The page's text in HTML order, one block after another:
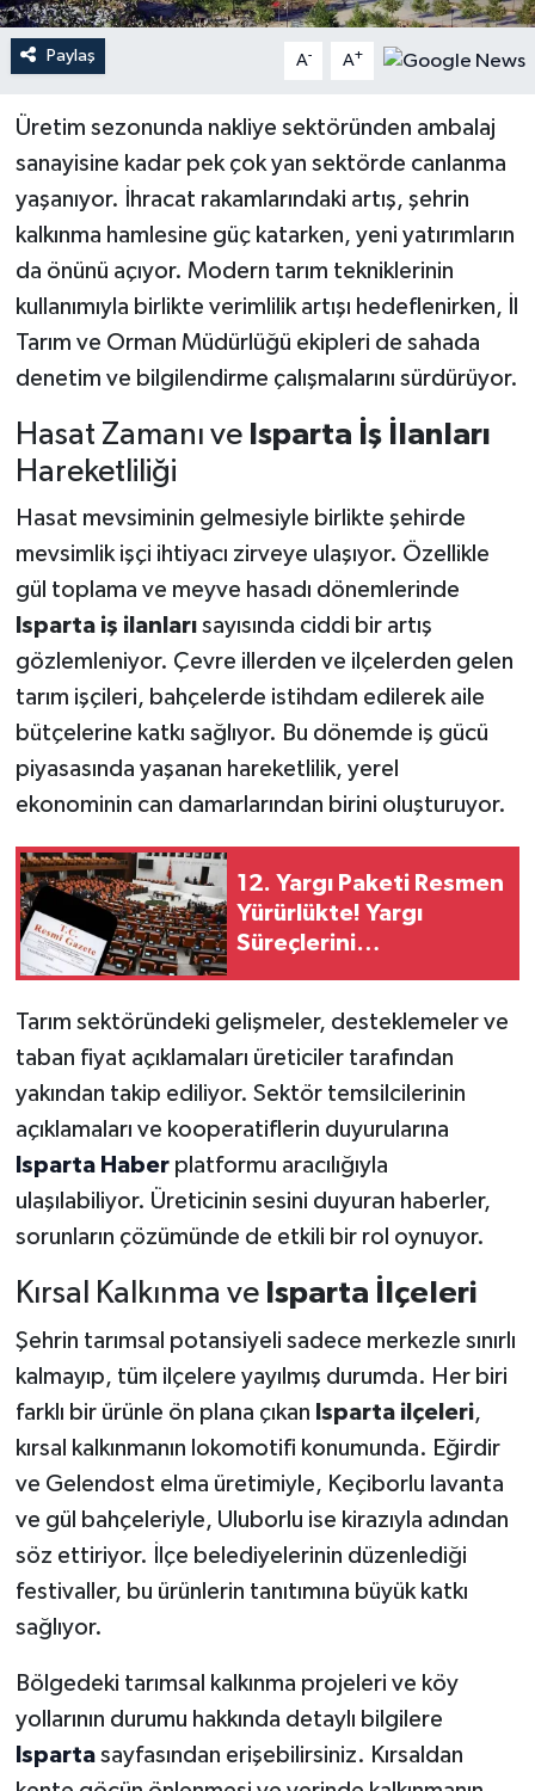
Paylaş A- A+
Üretim sezonunda nakliye sektöründen ambalaj
sanayisine kadar pek çok yan sektörde canlanma
yaşanıyor. İhracat rakamlarındaki artış, şehrin
kalkınma hamlesine güç katarken, yeni yatırımların
da önünü açıyor. Modern tarım tekniklerinin
kullanımıyla birlikte verimlilik artışı hedeflenirken, İl
Tarım ve Orman Müdürlüğü ekipleri de sahada
denetim ve bilgilendirme çalışmalarını sürdürüyor.
Hasat Zamanı ve Isparta İş İlanları
Hareketliliği
Hasat mevsiminin gelmesiyle birlikte şehirde
mevsimlik işçi ihtiyacı zirveye ulaşıyor. Özellikle
gül toplama ve meyve hasadı dönemlerinde
Isparta iş ilanlarısayısında ciddi bir artış
gözlemleniyor. Çevre illerden ve ilçelerden gelen
tarım işçileri, bahçelerde istihdam edilerek aile
bütçelerine katkı sağlıyor. Bu dönemde iş gücü
piyasasında yaşanan hareketlilik, yerel
ekonominin can damarlarından birini oluşturuyor.
12. Yargı Paketi Resmen
Yürürlükte! Yargı
Süreçlerini
Açıklandı
Tarım sektöründeki gelişmeler, desteklemeler ve
taban fiyat açıklamaları üreticiler tarafından
yakından takip ediliyor. Sektör temsilcilerinin
açıklamaları ve kooperatiflerin duyurularına
Isparta Haberplatformu aracılığıyla
ulaşılabiliyor. Üreticinin sesini duyuran haberler,
sorunların çözümünde de etkili bir rol oynuyor.
Kırsal Kalkınma ve Isparta İlçeleri
Şehrin tarımsal potansiyeli sadece merkezle sınırlı
kalmayıp, tüm ilçelere yayılmış durumda. Her biri
farklı bir ürünle ön plana çıkan Isparta ilçeleri,
kırsal kalkınmanın lokomotifi konumunda. Eğirdir
ve Gelendost elma üretimiyle, Keçiborlu lavanta
ve gül bahçeleriyle, Uluborlu ise kirazıyla adından
söz ettiriyor. İlçe belediyelerinin düzenlediği
festivaller, bu ürünlerin tanıtımına büyük katkı
sağlıyor.
Bölgedeki tarımsal kalkınma projeleri ve köy
yollarının durumu hakkında detaylı bilgilere
Ispartasayfasından erişebilirsiniz. Kırsaldan